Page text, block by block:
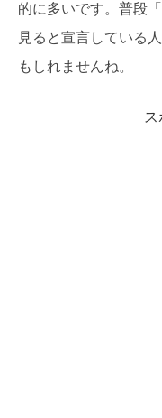
的に多いです。普段
見ると宣言している
もしれませんね。